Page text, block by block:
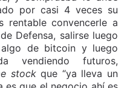
por casi 4 veces su
rentable convencerle a
Defensa, salirse luego
de bitcoin y luego
vendiendo futuros,
stockque “ya lleva un